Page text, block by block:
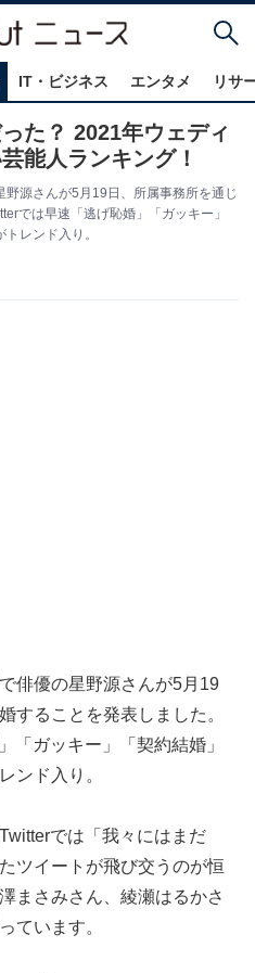
IT・ビジネス エンタメ リサ
た？ 2021年ウェディ
能人ランキング！
源さんが5月19日、所属事務所を通じ
では早速「逃げ恥婚」「ガッキー」
レンド入り。
俳優の星野源さんが5月19
することを発表しました。
「ガッキー」「契約結婚」
ンド入り。
では「我々にはまだ
ツイートが飛び交うのが恒
まさみさん、綾瀬はるかさ
ています。